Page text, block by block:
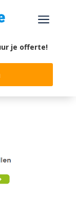
a
je offerte!